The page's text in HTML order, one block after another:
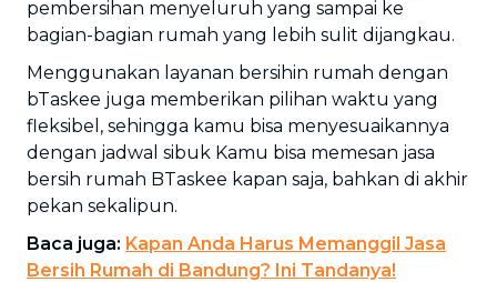
pembersihan menyeluruh yang sampai ke
bagian-bagian rumah yang lebih sulit dijangkau.
Menggunakan layanan bersihin rumah dengan
bTaskee juga memberikan pilihan waktu yang
fleksibel, sehingga kamu bisa menyesuaikannya
dengan jadwal sibuk Kamu bisa memesan jasa
bersih rumah BTaskee kapan saja, bahkan di akhir
pekan sekalipun.
Baca juga: Kapan Anda Harus Memanggil Jasa
Bersih Rumah di Bandung? Ini Tandanya!